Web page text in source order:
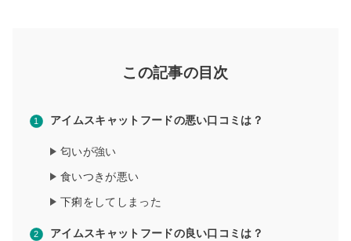
この記事の目次
アイムスキャットフードの悪い口コミは？
匂いが強い
食いつきが悪い
下痢をしてしまった
アイムスキャットフードの良い口コミは？